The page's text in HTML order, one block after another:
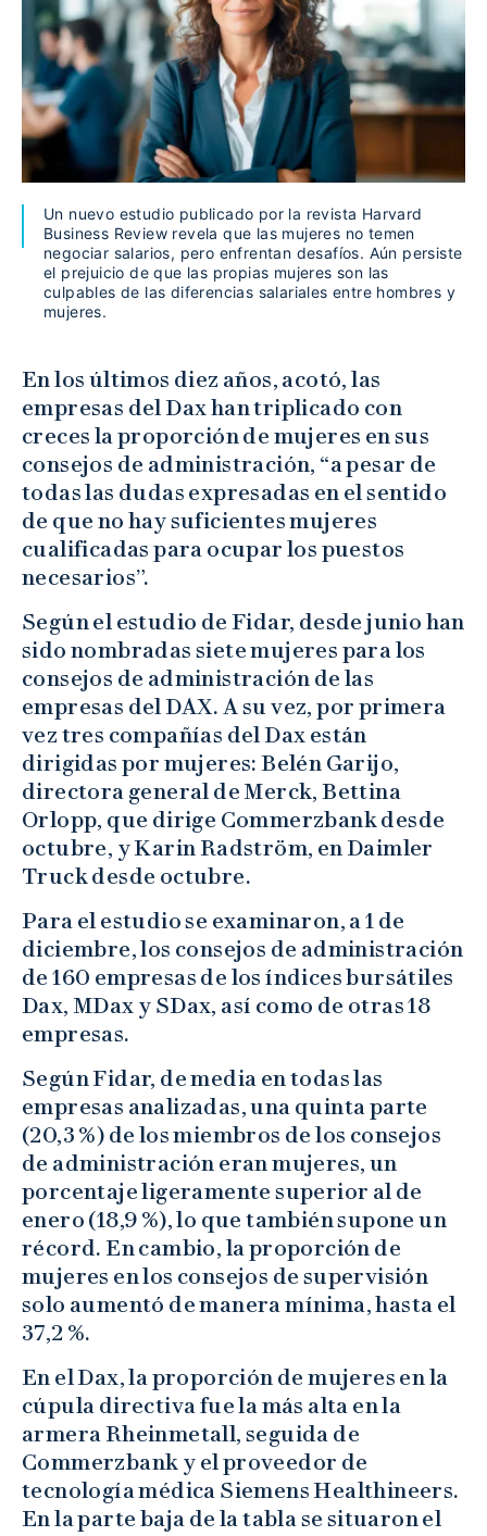
Un nuevo estudio publicado por la revista Harvard
Business Review revela que las mujeres no temen
negociar salarios, pero enfrentan desafíos. Aún persiste
el prejuicio de que las propias mujeres son las
culpables de las diferencias salariales entre hombres y
mujeres.
En los últimos diez años, acotó, las
empresas del Dax han triplicado con
creces la proporción de mujeres en sus
consejos de administración, “a pesar de
todas las dudas expresadas en el sentido
de que no hay suficientes mujeres
cualificadas para ocupar los puestos
necesarios”.
Según el estudio de Fidar, desde junio han
sido nombradas siete mujeres para los
consejos de administración de las
empresas del DAX. A su vez, por primera
vez tres compañías del Dax están
dirigidas por mujeres: Belén Garijo,
directora general de Merck, Bettina
Orlopp, que dirige Commerzbank desde
octubre, y Karin Radström, en Daimler
Truck desde octubre.
Para el estudio se examinaron, a 1 de
diciembre, los consejos de administración
de 160 empresas de los índices bursátiles
Dax, MDax y SDax, así como de otras 18
empresas.
Según Fidar, de media en todas las
empresas analizadas, una quinta parte
(20,3 %) de los miembros de los consejos
de administración eran mujeres, un
porcentaje ligeramente superior al de
enero (18,9 %), lo que también supone un
récord. En cambio, la proporción de
mujeres en los consejos de supervisión
solo aumentó de manera mínima, hasta el
37,2 %.
En el Dax, la proporción de mujeres en la
cúpula directiva fue la más alta en la
armera Rheinmetall, seguida de
Commerzbank y el proveedor de
tecnología médica Siemens Healthineers.
En la parte baja de la tabla se situaron el